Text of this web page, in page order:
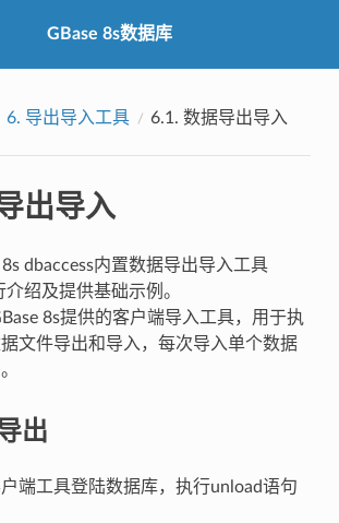
GBase 8s数据库
6. 导出导入工具 6.1. 数据导出导入
出导入
dbaccess内置数据导出导入工具
绍及提供基础示例。
8s提供的客户端导入工具，用于执
文件导出和导入，每次导入单个数据
出
端工具登陆数据库，执行unload语句